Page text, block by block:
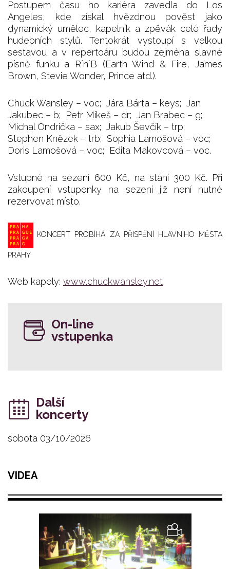
Postupem času ho kariéra zavedla do Los
Angeles, kde získal hvězdnou pověst jako
dynamický umělec, kapelník a zpěvák celé řady
hudebních stylů. Tentokrát vystoupí s velkou
sestavou a v repertoáru budou zejména slavné
písně funku a R´n´B (Earth Wind & Fire, James
Brown, Stevie Wonder, Prince atd.).
Chuck Wansley – voc; Jára Bárta – keys; Jan
Jakubec – b; Petr Mikeš – dr; Jan Brabec – g;
Michal Ondrička – sax; Jakub Ševčík – trp;
Stephen Knězek – trb; Sophia Lamošová – voc;
Doris Lamošová – voc; Edita Makovcová – voc.
Vstupné na sezení 600 Kč, na stání 300 Kč. Při
zakoupení vstupenky na sezení již není nutné
rezervovat místo.
KONCERT PROBÍHÁ ZA PŘISPĚNÍ HLAVNÍHO MĚSTA
PRAHY
Web kapely: www.chuckwansley.net
On-line
vstupenka
Další
koncerty
sobota 03/10/2026
VIDEA